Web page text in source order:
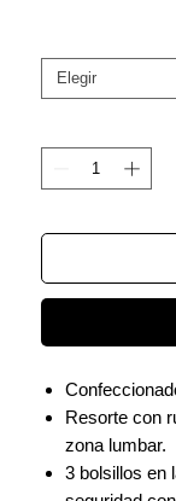
Resorte con
zona lumbar.
3 bolsillos en